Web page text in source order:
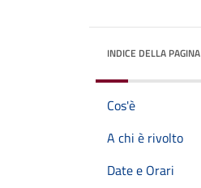
INDICE DELLA PAGINA
Cos'è
A chi è rivolto
Date e Orari